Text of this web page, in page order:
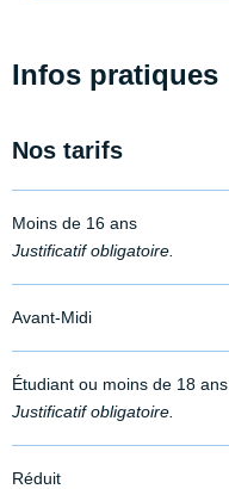
Infos pratiques
Nos tarifs
Moins de 16 ans
Justificatif obligatoire.
Avant-Midi
Étudiant ou moins de 18 ans
Justificatif obligatoire.
Réduit